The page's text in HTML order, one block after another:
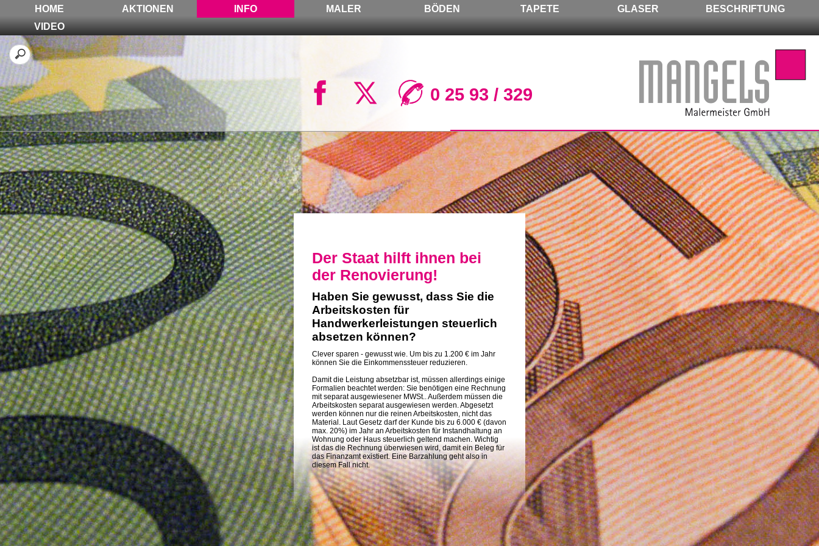
HOME AKTIONEN INFO MALER BÖDEN TAPETE GLASER
BESCHRIFTUNG
VIDEO
0 25 93 / 329
Der Staat hilft ihnen bei
der Renovierung!
Haben Sie gewusst, dass Sie die
Arbeitskosten für
Handwerkerleistungen steuerlich
absetzen können?
Clever sparen - gewusst wie. Um bis zu 1.200 € im Jahr
können Sie die Einkommenssteuer reduzieren.
Damit die Leistung absetzbar ist, müssen allerdings einige
Formalien beachtet werden: Sie benötigen eine Rechnung
mit separat ausgewiesener MWSt.. Außerdem müssen die
Arbeitskosten separat ausgewiesen werden. Abgesetzt
werden können nur die reinen Arbeitskosten, nicht das
Material. Laut Gesetz darf der Kunde bis zu 6.000 € (davon
max. 20%) im Jahr an Arbeitskosten für Instandhaltung an
Wohnung oder Haus steuerlich geltend machen. Wichtig
ist das die Rechnung überwiesen wird, damit ein Beleg für
das Finanzamt existiert. Eine Barzahlung geht also in
diesem Fall nicht.